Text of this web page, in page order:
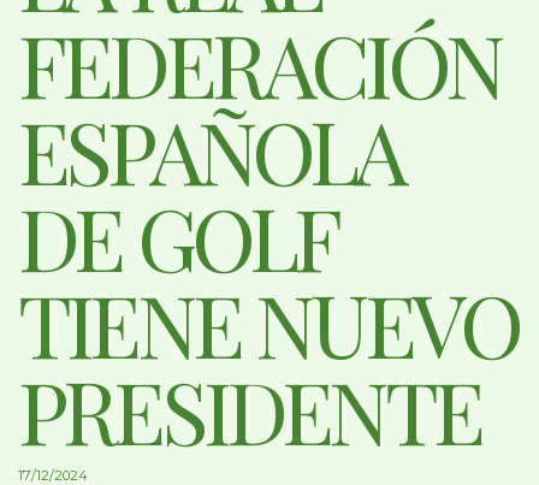
FEDERACIÓN
ESPAÑOLA
DE GOLF
TIENE NUEVO
PRESIDENTE
17/12/2024